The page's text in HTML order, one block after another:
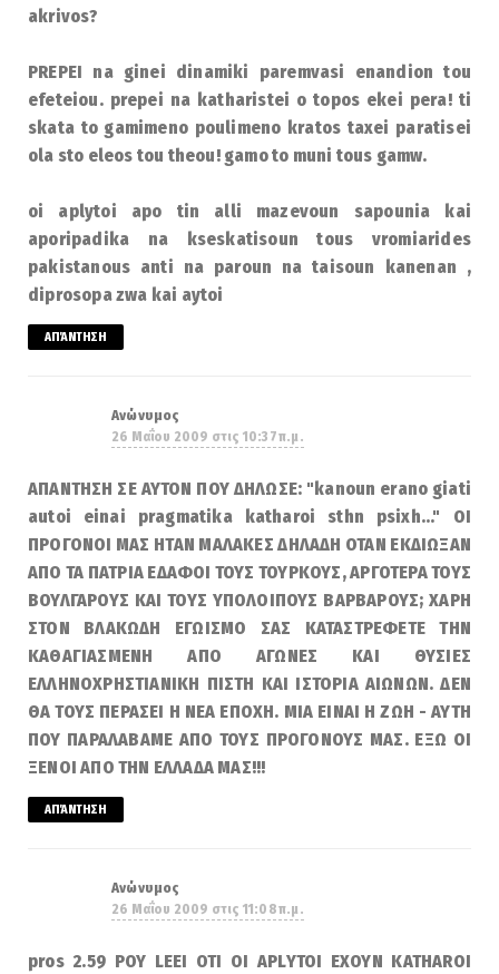
akrivos?
PREPEI na ginei dinamiki paremvasi enandion tou
efeteiou. prepei na katharistei o topos ekei pera! ti
skata to gamimeno poulimeno kratos taxei paratisei
ola sto eleos tou theou! gamo to muni tous gamw.
oi aplytoi apo tin alli mazevoun sapounia kai
aporipadika na kseskatisoun tous vromiarides
pakistanous anti na paroun na taisoun kanenan ,
diprosopa zwa kai aytoi
ΑΠΆΝΤΗΣΗ
Ανώνυμος
26 Μαΐου 2009 στις 10:37 π.μ.
ΑΠΑΝΤΗΣΗ ΣΕ ΑΥΤΟΝ ΠΟΥ ΔΗΛΩΣΕ: "kanoun erano giati
autoi einai pragmatika katharoi sthn psixh..." ΟΙ
ΠΡΟΓΟΝΟΙ ΜΑΣ ΗΤΑΝ ΜΑΛΑΚΕΣ ΔΗΛΑΔΗ ΟΤΑΝ ΕΚΔΙΩΞΑΝ
ΑΠΟ ΤΑ ΠΑΤΡΙΑ ΕΔΑΦΟΙ ΤΟΥΣ ΤΟΥΡΚΟΥΣ, ΑΡΓΟΤΕΡΑ ΤΟΥΣ
ΒΟΥΛΓΑΡΟΥΣ ΚΑΙ ΤΟΥΣ ΥΠΟΛΟΙΠΟΥΣ ΒΑΡΒΑΡΟΥΣ; ΧΑΡΗ
ΣΤΟΝ ΒΛΑΚΩΔΗ ΕΓΩΙΣΜΟ ΣΑΣ ΚΑΤΑΣΤΡΕΦΕΤΕ ΤΗΝ
ΚΑΘΑΓΙΑΣΜΕΝΗ ΑΠΟ ΑΓΩΝΕΣ ΚΑΙ ΘΥΣΙΕΣ
ΕΛΛΗΝΟΧΡΗΣΤΙΑΝΙΚΗ ΠΙΣΤΗ ΚΑΙ ΙΣΤΟΡΙΑ ΑΙΩΝΩΝ. ΔΕΝ
ΘΑ ΤΟΥΣ ΠΕΡΑΣΕΙ Η ΝΕΑ ΕΠΟΧΗ. ΜΙΑ ΕΙΝΑΙ Η ΖΩΗ - ΑΥΤΗ
ΠΟΥ ΠΑΡΑΛΑΒΑΜΕ ΑΠΟ ΤΟΥΣ ΠΡΟΓΟΝΟΥΣ ΜΑΣ. ΕΞΩ ΟΙ
ΞΕΝΟΙ ΑΠΟ ΤΗΝ ΕΛΛΑΔΑ ΜΑΣ!!!
ΑΠΆΝΤΗΣΗ
Ανώνυμος
26 Μαΐου 2009 στις 11:08 π.μ.
pros 2.59 POY LEEI OTI OI APLYTOI EXOYN KATHAROI